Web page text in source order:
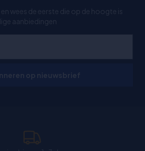
wees de eerste die op de hoogte is
aanbiedingen